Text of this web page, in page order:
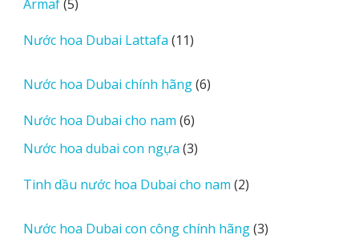
Armaf 5
phẩm
Nước hoa Dubai Lattafa 1111
phẩm
Nước hoa Dubai chính hãng 66
Nước hoa Dubai cho nam 66
sản
phẩm
Nước hoa dubai con ngựa 33
phẩm
Tinh dầu nước hoa Dubai cho nam 22
phẩm
Nước hoa Dubai con công chính hãng 33